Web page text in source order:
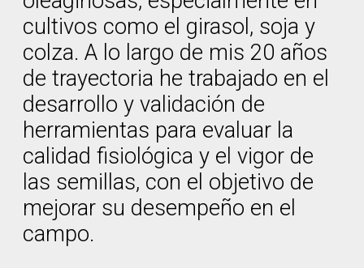
cultivos como el girasol, soja y
colza. A lo largo de mis 20 años
de trayectoria he trabajado en el
desarrollo y validación de
herramientas para evaluar la
calidad fisiológica y el vigor de
las semillas, con el objetivo de
mejorar su desempeño en el
campo.